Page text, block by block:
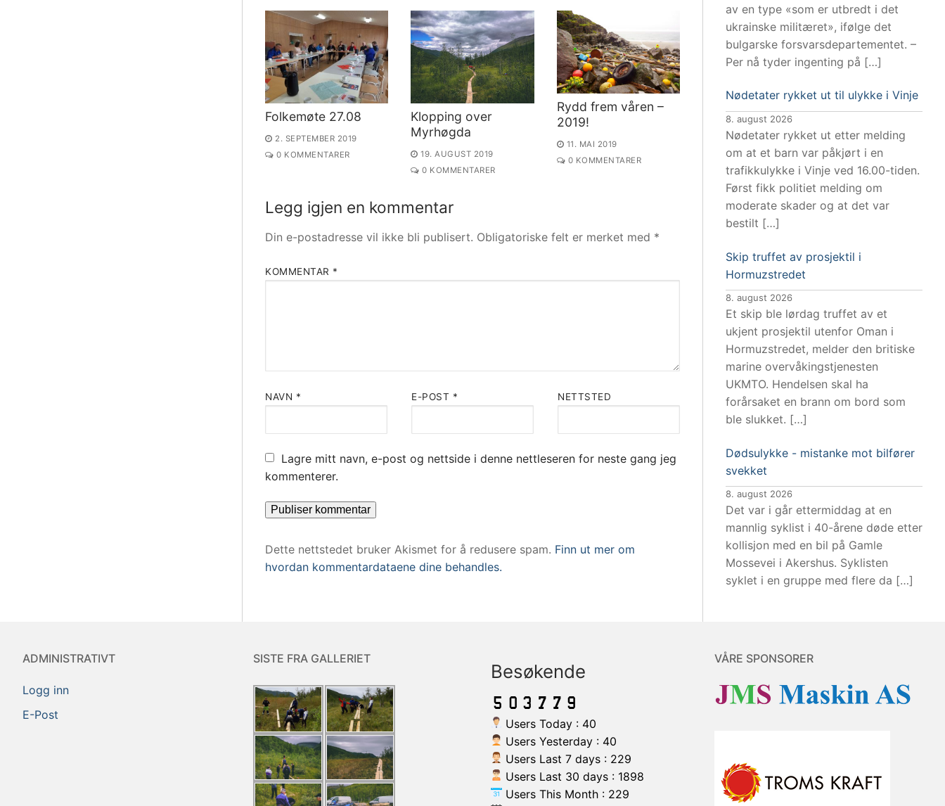
Folkemøte 27.08
2. SEPTEMBER 2019
0 KOMMENTARER
Klopping over
Myrhøgda
19. AUGUST 2019
0 KOMMENTARER
Rydd frem våren –
2019!
11. MAI 2019
0 KOMMENTARER
Legg igjen en kommentar
Din e-postadresse vil ikke bli publisert. Obligatoriske felt er merket med *
KOMMENTAR *
NAVN * E-POST * NETTSTED
Lagre mitt navn, e-post og nettside i denne nettleseren for neste gang jeg
kommenterer.
Dette nettstedet bruker Akismet for å redusere spam. Finn ut mer om
hvordan kommentardataene dine behandles.
av en type «som er utbredt i det
ukrainske militæret», ifølge det
bulgarske forsvarsdepartementet. –
Per nå tyder ingenting på […]
Nødetater rykket ut til ulykke i Vinje
8. august 2026
Nødetater rykket ut etter melding
om at et barn var påkjørt i en
trafikkulykke i Vinje ved 16.00-tiden.
Først fikk politiet melding om
moderate skader og at det var
bestilt […]
Skip truffet av prosjektil i
Hormuzstredet
8. august 2026
Et skip ble lørdag truffet av et
ukjent prosjektil utenfor Oman i
Hormuzstredet, melder den britiske
marine overvåkingstjenesten
UKMTO. Hendelsen skal ha
forårsaket en brann om bord som
ble slukket. […]
Dødsulykke - mistanke mot bilfører
svekket
8. august 2026
Det var i går ettermiddag at en
mannlig syklist i 40-årene døde etter
kollisjon med en bil på Gamle
Mossevei i Akershus. Syklisten
syklet i en gruppe med flere da […]
ADMINISTRATIVT
Logg inn
E-Post
SISTE FRA GALLERIET
Besøkende
Users Today : 40
Users Yesterday : 40
Users Last 7 days : 229
Users Last 30 days : 1898
Users This Month : 229
VÅRE SPONSORER